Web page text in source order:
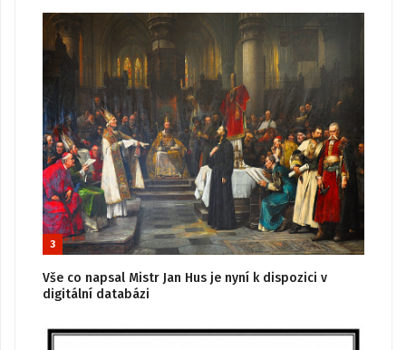
3
Vše co napsal Mistr Jan Hus je nyní k dispozici v
digitální databázi